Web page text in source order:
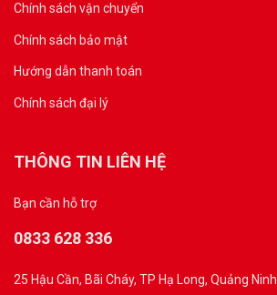
Chính sách vận chuyển
Chính sách bảo mật
Hướng dẫn thanh toán
Chính sách đại lý
THÔNG TIN LIÊN HỆ
Bạn cần hỗ trợ
0833 628 336
25 Hậu Cần, Bãi Cháy, TP Hạ Long, Quảng Ninh